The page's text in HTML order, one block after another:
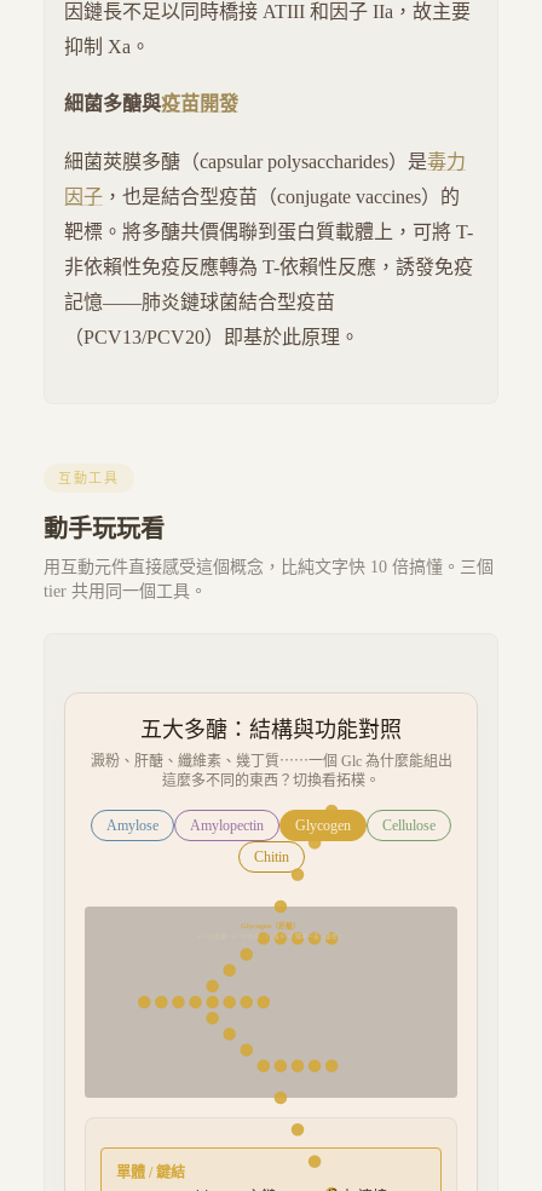
因鏈長不足以同時橋接 ATIII 和因子 IIa，故主要
抑制 Xa。
細菌多醣與疫苗開發
細菌莢膜多醣（capsular polysaccharides）是毒力
因子 ，也是結合型疫苗（conjugate vaccines）的
靶標。將多醣共價偶聯到蛋白質載體上，可將 T-
非依賴性免疫反應轉為 T-依賴性反應，誘發免疫
記憶——肺炎鏈球菌結合型疫苗
（PCV13/PCV20）即基於此原理。
互動工具
動手玩玩看
用互動元件直接感受這個概念，比純文字快 10 倍搞懂。三個
tier 共用同一個工具。
五大多醣：結構與功能對照
澱粉、肝醣、纖維素、幾丁質⋯⋯一個 Glc 為什麼能組出
這麼多不同的東西？切換看拓樸。
Amylose Amylopectin Glycogen
Cellulose
Chitin
Glycogen（肝醣）
α-1,4 主鏈 + α-1,6 分支 |每 8-12 殘基一支（最密）
單體 / 鍵結